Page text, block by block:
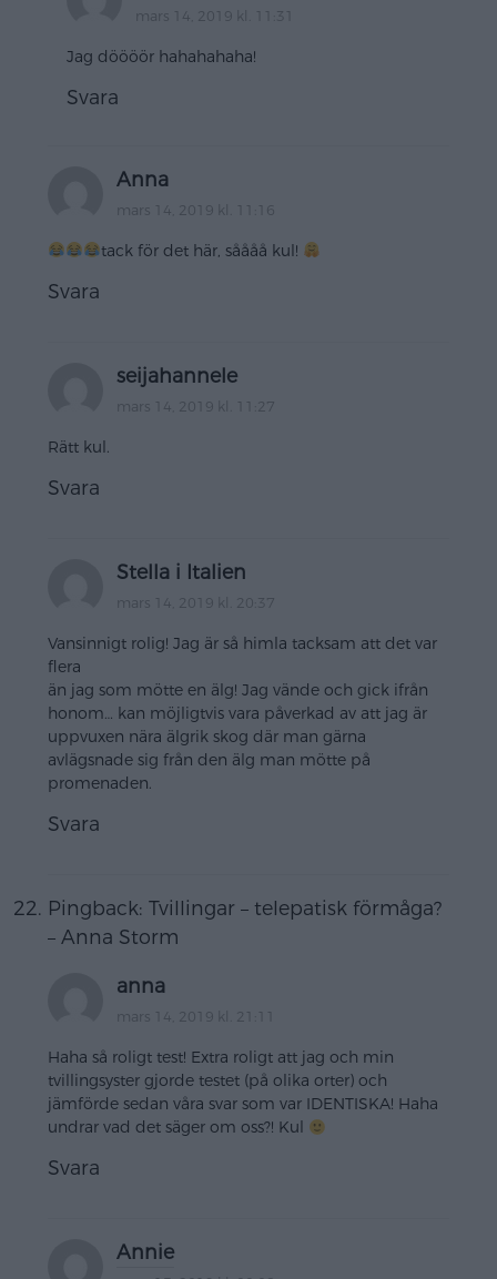
mars 14, 2019 kl. 11:31
Jag döööör hahahahaha!
Svara
Anna
mars 14, 2019 kl. 11:16
tack för det här, såååå kul!
Svara
seijahannele
mars 14, 2019 kl. 11:27
Rätt kul.
Svara
Stella i Italien
mars 14, 2019 kl. 20:37
Vansinnigt rolig! Jag är så himla tacksam att det var
flera
än jag som mötte en älg! Jag vände och gick ifrån
honom… kan möjligtvis vara påverkad av att jag är
uppvuxen nära älgrik skog där man gärna
avlägsnade sig från den älg man mötte på
promenaden.
Svara
Pingback: Tvillingar – telepatisk förmåga?
– Anna Storm
anna
mars 14, 2019 kl. 21:11
Haha så roligt test! Extra roligt att jag och min
tvillingsyster gjorde testet (på olika orter) och
jämförde sedan våra svar som var IDENTISKA! Haha
undrar vad det säger om oss?! Kul
Svara
Annie